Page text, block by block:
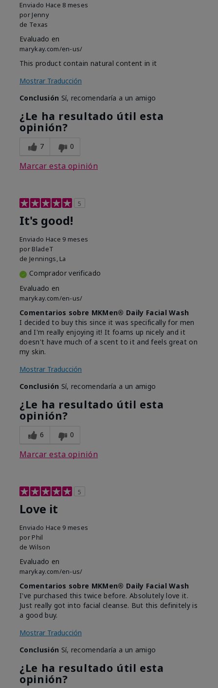
Enviado Hace 8 meses
por Jenny
de Texas
Evaluado en
marykay.com/en-us/
This product contain natural content in it
Mostrar Traducción
Conclusión Sí, recomendaría a un amigo
¿Le ha resultado útil esta
opinión?
7 0
Marcar esta opinión
5
It's good!
Enviado Hace 9 meses
por BladeT
de Jennings, La
Comprador verificado
Evaluado en
marykay.com/en-us/
Comentarios sobre MKMen® Daily Facial Wash
I decided to buy this since it was specifically for men
and I'm really enjoying it! It foams up nicely and it
doesn't have much of a scent to it and feels great on
my skin.
Mostrar Traducción
Conclusión Sí, recomendaría a un amigo
¿Le ha resultado útil esta
opinión?
6 0
Marcar esta opinión
5
Love it
Enviado Hace 9 meses
por Phil
de Wilson
Evaluado en
marykay.com/en-us/
Comentarios sobre MKMen® Daily Facial Wash
I've purchased this twice before. Absolutely love it.
Just really got into facial cleanse. But this definitely is
a good buy.
Mostrar Traducción
Conclusión Sí, recomendaría a un amigo
¿Le ha resultado útil esta
opinión?